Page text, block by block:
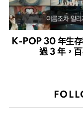
K-POP 30 年生存
過 3 年，